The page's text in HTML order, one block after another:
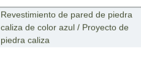
Revestimiento de pared de piedra
caliza de color azul / Proyecto de
piedra caliza